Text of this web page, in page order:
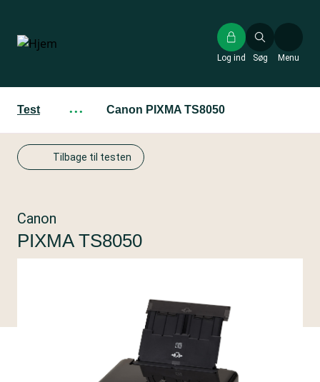
hovedindhold
Søg
Log ind Menu
Test ··· Canon PIXMA TS8050
Tilbage til testen
Canon
PIXMA TS8050